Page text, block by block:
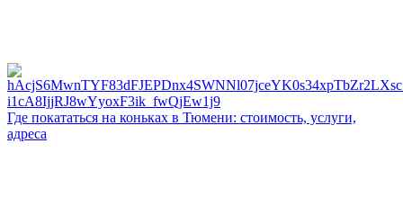
Где покататься на коньках в Тюмени: стоимость, услуги,
адреса